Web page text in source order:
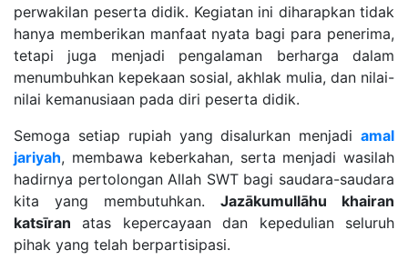
perwakilan peserta didik. Kegiatan ini diharapkan tidak
hanya memberikan manfaat nyata bagi para penerima,
tetapi juga menjadi pengalaman berharga dalam
menumbuhkan kepekaan sosial, akhlak mulia, dan nilai-
nilai kemanusiaan pada diri peserta didik.
Semoga setiap rupiah yang disalurkan menjadi amal
jariyah, membawa keberkahan, serta menjadi wasilah
hadirnya pertolongan Allah SWT bagi saudara-saudara
kita yang membutuhkan. Jazākumullāhu khairan
katsīran atas kepercayaan dan kepedulian seluruh
pihak yang telah berpartisipasi.